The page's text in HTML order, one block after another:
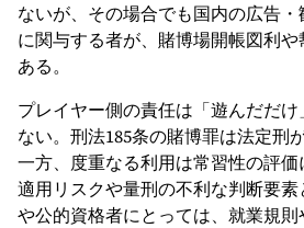
ないが、その場合でも国内の広告
に関与する者が、賭博場開帳図利
ある。
プレイヤー側の責任は「遊んだだ
ない。刑法185条の賭博罪は法定刑
一方、度重なる利用は常習性の評
適用リスクや量刑の不利な判断要
や公的資格者にとっては、就業規